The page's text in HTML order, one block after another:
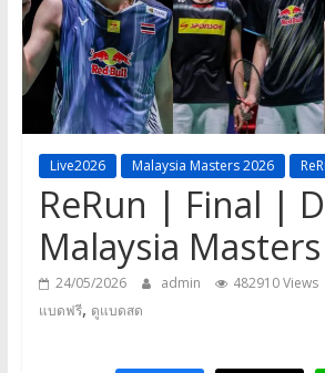
a
game,
It’s
my
Live2026 Malaysia Masters 2026
ReRun | Final |
Malaysia
24/05/2026 admin 482910 Views
แบดฟรี, ดูแบดสด